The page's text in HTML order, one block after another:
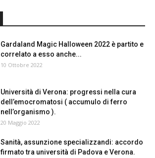
Gardaland Magic Halloween 2022 è partito e
correlato a esso anche...
10 Ottobre 2022
Università di Verona: progressi nella cura
dell’emocromatosi ( accumulo di ferro
nell’organismo ).
20 Maggio 2022
Sanità, assunzione specializzandi: accordo
firmato tra università di Padova e Verona.